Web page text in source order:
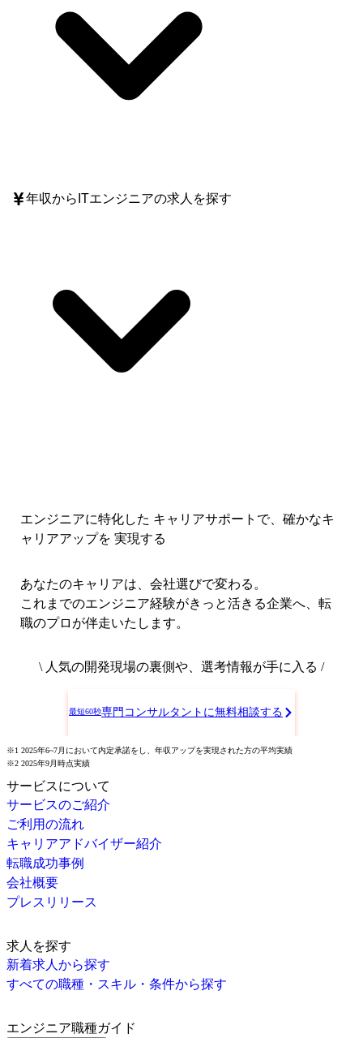
年収からITエンジニアの求人を探す
エンジニアに特化した キャリアサポートで、 確かなキ
ャリアアップを 実現する
あなたのキャリアは、会社選びで変わる。
これまでのエンジニア経験がきっと活きる企業へ、転
職のプロが伴走いたします。
\ 人気の開発現場の裏側や、選考情報が手に入る /
最短60秒専門コンサルタントに無料相談する
※1 2025年6~7月において内定承諾をし、年収アップを実現された方の平均実績
※2 2025年9月時点実績
サービスについて
サービスのご紹介
ご利用の流れ
キャリアアドバイザー紹介
転職成功事例
会社概要
プレスリリース
求人を探す
新着求人から探す
すべての職種・スキル・条件から探す
エンジニア職種ガイド